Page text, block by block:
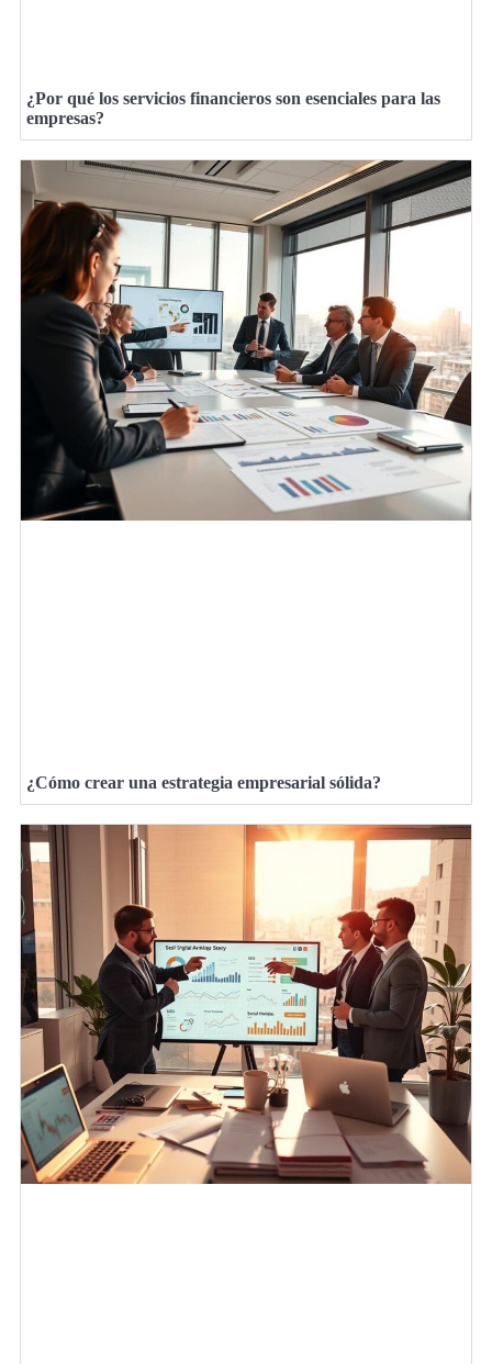
¿Por qué los servicios financieros son esenciales para las
empresas?
¿Cómo crear una estrategia empresarial sólida?